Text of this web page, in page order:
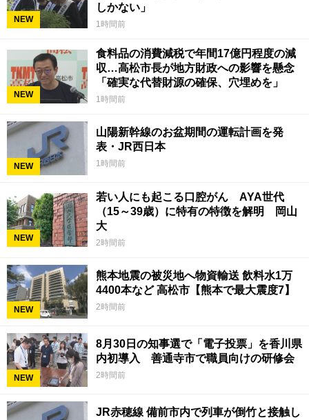
NEW
しかない」
1時間前
NEW
食料品の消費減税で年間17億円程度の減
収…高松市長が地方財政への影響を懸念
「確実な代替財源の確保、穴埋めを」
1時間前
NEW
山陽新幹線のお盆期間の運転計画を発
表・JR西日本
1時間前
NEW
若い人にも起こる口腔がん AYA世代
（15～39歳）に特有の特徴を解明 岡山
大
2時間前
NEW
熊本地震の被災地へ物資輸送 飲料水1万
4400本など 高松市【熊本で最大震度7】
2時間前
NEW
8月30日の知事選で「電子投票」を香川県
内初導入 善通寺市で職員向けの研修会
2時間前
JR赤穂線 備前市内で列車が倒竹と接触し